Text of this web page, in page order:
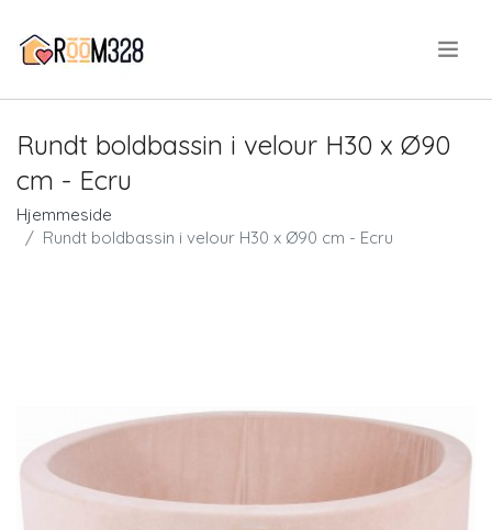
Rundt boldbassin i velour H30 x Ø90
cm - Ecru
Hjemmeside
Rundt boldbassin i velour H30 x Ø90 cm - Ecru